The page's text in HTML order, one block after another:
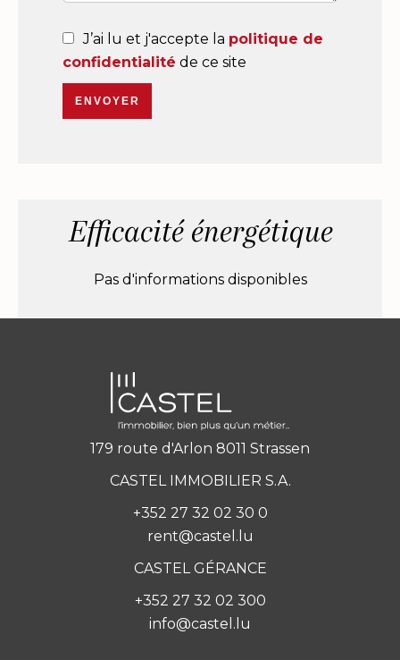
J’ai lu et j'accepte la politique de
confidentialité de ce site
ENVOYER
Efficacité énergétique
Pas d'informations disponibles
179 route d'Arlon 8011 Strassen
CASTEL IMMOBILIER S.A.
+352 27 32 02 30 0
rent@castel.lu
CASTEL GÉRANCE
+352 27 32 02 300
info@castel.lu